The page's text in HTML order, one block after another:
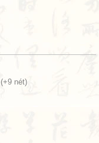
(+9 nét)